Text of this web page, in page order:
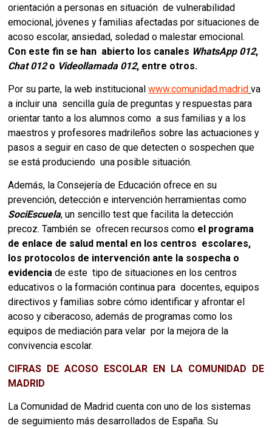
orientación a personas en situación  de vulnerabilidad
emocional, jóvenes y familias afectadas por situaciones de
Con este fin se han  abierto los canales WhatsApp 012
Chat 012 o Videollamada 012, entre otros.
Por su parte, la web institucional www.comunidad.madrid va
a incluir una  sencilla guía de preguntas y respuestas para
orientar tanto a los alumnos como  a sus familias y a los
maestros y profesores madrileños sobre las actuaciones y
pasos a seguir en caso de que detecten o sospechen que
se está produciendo  una posible situación.
Además, la Consejería de Educación ofrece en su
SociEscuela, un sencillo test que facilita la detección
precoz. También se  ofrecen recursos como el programa
de enlace de salud mental en los centros  escolares,
los protocolos de intervención ante la sospecha o
evidencia de este  tipo de situaciones en los centros
educativos o la formación continua para  docentes, equipos
directivos y familias sobre cómo identificar y afrontar el
acoso y ciberacoso, además de programas como los
equipos de mediación para velar  por la mejora de la
convivencia escolar.
CIFRAS DE ACOSO ESCOLAR EN LA COMUNIDAD DE
MADRID
La Comunidad de Madrid cuenta con uno de los sistemas
de seguimiento más desarrollados de España. Su